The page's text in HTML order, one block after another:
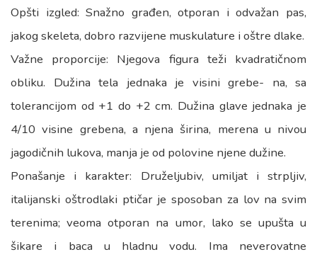
Opšti izgled: Snažno građen, otporan i odvažan pas,
jakog skeleta, dobro razvijene muskulature i oštre dlake.
Važne proporcije: Njegova figura teži kvadratičnom
obliku. Dužina tela jednaka je visini grebe- na, sa
tolerancijom od +1 do +2 cm. Dužina glave jednaka je
4/10 visine grebena, a njena širina, merena u nivou
jagodičnih lukova, manja je od polovine njene dužine.
Ponašanje i karakter: Druželjubiv, umiljat i strpljiv,
italijanski oštrodlaki ptičar je sposoban za lov na svim
terenima; veoma otporan na umor, lako se upušta u
šikare i baca u hladnu vodu. Ima neverovatne